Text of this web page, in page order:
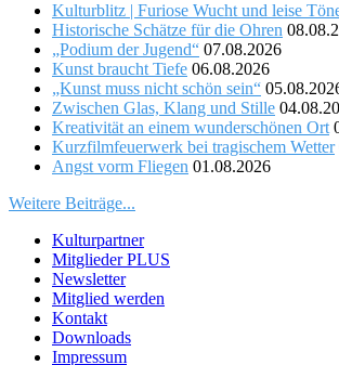
Kulturblitz | Furiose Wucht und leise
Historische Schätze für die Ohren
„Podium der Jugend“ 07.08.2026
Kunst braucht Tiefe 06.08.2026
„Kunst muss nicht schön sein“
Zwischen Glas, Klang und Stille
Kreativität an einem wunderschönen Ort
Kurzfilmfeuerwerk bei tragischem Wetter
Angst vorm Fliegen 01.08.2026
Weitere Beiträge...
Kulturpartner
Mitglieder PLUS
Newsletter
Mitglied werden
Kontakt
Downloads
Impressum